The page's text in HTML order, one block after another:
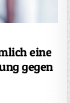
eine
gegen